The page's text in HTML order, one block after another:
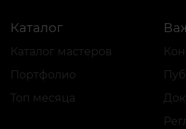
Каталог
Каталог мастеров
Портфолио
Топ месяца